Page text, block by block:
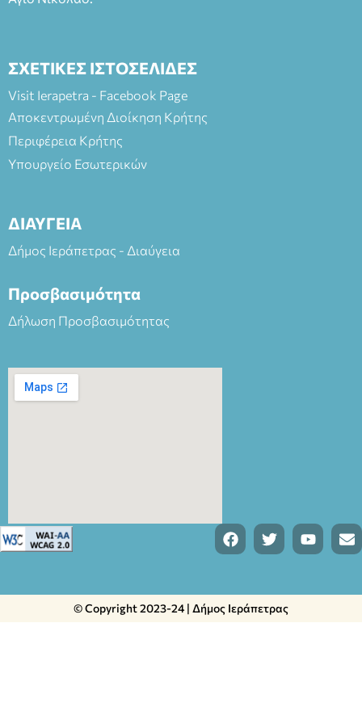
ΣΧΕΤΙΚΕΣ ΙΣΤΟΣΕΛΙΔΕΣ
Visit Ierapetra - Facebook Page
Αποκεντρωμένη Διοίκηση Κρήτης
Περιφέρεια Κρήτης
Υπουργείο Εσωτερικών
ΔΙΑΥΓΕΙΑ
Δήμος Ιεράπετρας - Διαύγεια
Προσβασιμότητα
Δήλωση Προσβασιμότητας
© Copyright 2023-24 | Δήμος Ιεράπετρας